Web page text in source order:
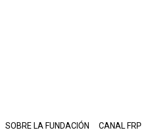
SOBRE LA FUNDACIÓN CANAL FRP